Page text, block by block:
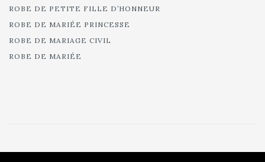
ROBE DE PETITE FILLE D’HONNEUR
ROBE DE MARIÉE PRINCESSE
ROBE DE MARIAGE CIVIL
ROBE DE MARIÉE